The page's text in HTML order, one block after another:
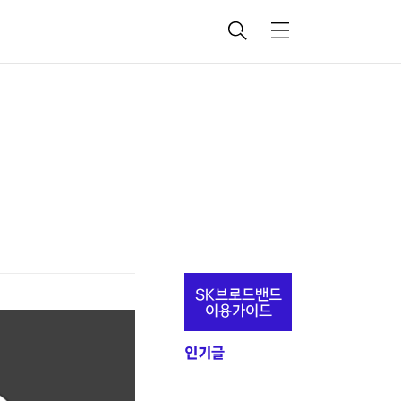
검
메
추
정
보
SK브로드밴드
이용가이드
인기글